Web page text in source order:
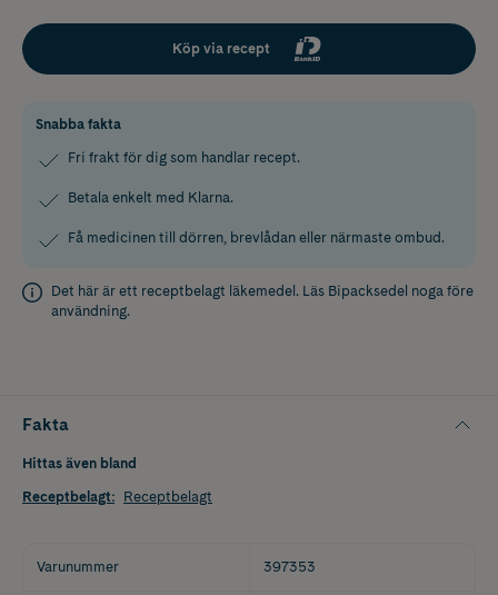
Köp via recept
Snabba fakta
Fri frakt för dig som handlar recept.
Betala enkelt med Klarna.
Få medicinen till dörren, brevlådan eller närmaste ombud.
Det här är ett receptbelagt läkemedel. Läs Bipacksedel noga före
användning.
Fakta
Hittas även bland
Receptbelagt: Receptbelagt
Varunummer 397353